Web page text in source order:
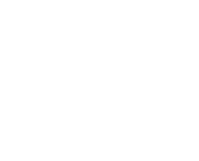
daripada kacang
kedelai tapi kan sekarang
kacang kedelai,” ujarnya.
petani milenial dan petani
dengan perkembangan
tanaman dan kita secara